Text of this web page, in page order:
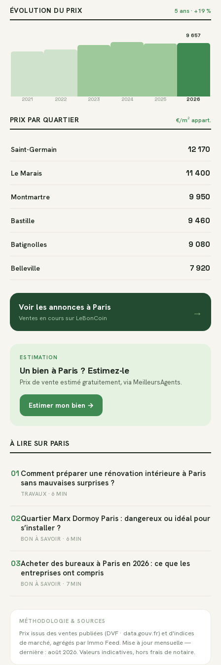
Appartements · Août 2026
ÉVOLUTION DU PRIX 5 ans · +19 %
2021 2022 2023 2024 2025
9 657
2026
PRIX PAR QUARTIER €/m² appart.
Saint-Germain 12 170
Le Marais 11 400
Montmartre 9 950
Bastille 9 460
Batignolles 9 080
Belleville 7 920
Voir les annonces à Paris
Ventes en cours sur LeBonCoin →
ESTIMATION
Un bien à Paris ? Estimez-le
Prix de vente estimé gratuitement, via MeilleursAgents.
Estimer mon bien →
À LIRE SUR PARIS
01 Comment préparer une rénovation intérieure à Paris
sans mauvaises surprises ?
TRAVAUX · 6 MIN
02Quartier Marx Dormoy Paris : dangereux ou idéal pour
s’installer ?
BON À SAVOIR · 6 MIN
03Acheter des bureaux à Paris en 2026 : ce que les
entreprises ont compris
BON À SAVOIR · 7 MIN
MÉTHODOLOGIE & SOURCES
Prix issus des ventes publiées (DVF · data.gouv.fr) et d'indices
de marché, agrégés par Immo Feed. Mise à jour mensuelle —
dernière : août 2026. Valeurs indicatives, hors frais de notaire.